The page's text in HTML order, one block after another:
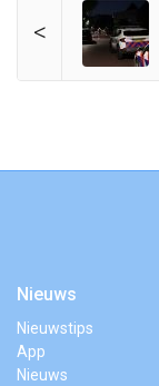
<
Nieuws
Nieuwstips
App
Nieuws